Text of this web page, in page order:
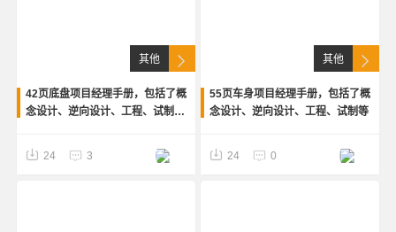
其他
42页底盘项目经理手册，包括了概
念设计、逆向设计、工程、试制、
24 3
其他
55页车身项目经理手册，包括了概
念设计、逆向设计、工程、试制等
24 0